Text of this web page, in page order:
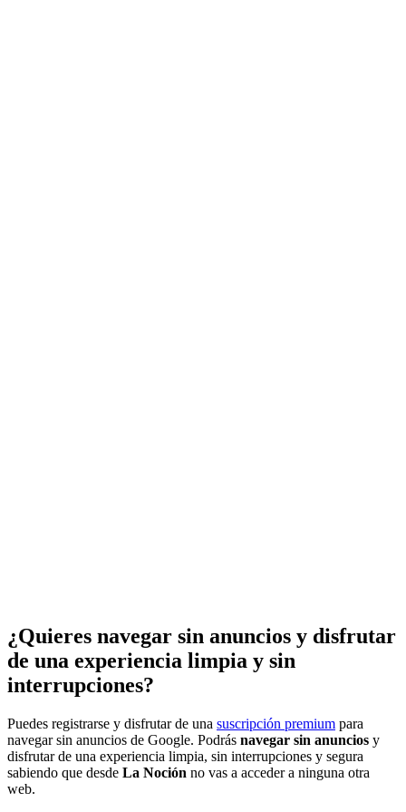
¿Quieres navegar sin anuncios y disfrutar
de una experiencia limpia y sin
interrupciones?
Puedes registrarse y disfrutar de una suscripción premium para
navegar sin anuncios de Google. Podrás navegar sin anuncios y
disfrutar de una experiencia limpia, sin interrupciones y segura
sabiendo que desde La Noción no vas a acceder a ninguna otra
web.